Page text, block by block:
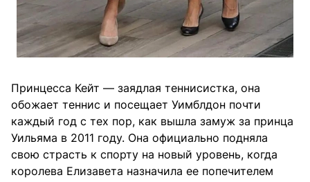
Принцесса Кейт — заядлая теннисистка, она
обожает теннис и посещает Уимблдон почти
каждый год с тех пор, как вышла замуж за принца
Уильяма в 2011 году. Она официально подняла
свою страсть к спорту на новый уровень, когда
королева Елизавета назначила ее попечителем